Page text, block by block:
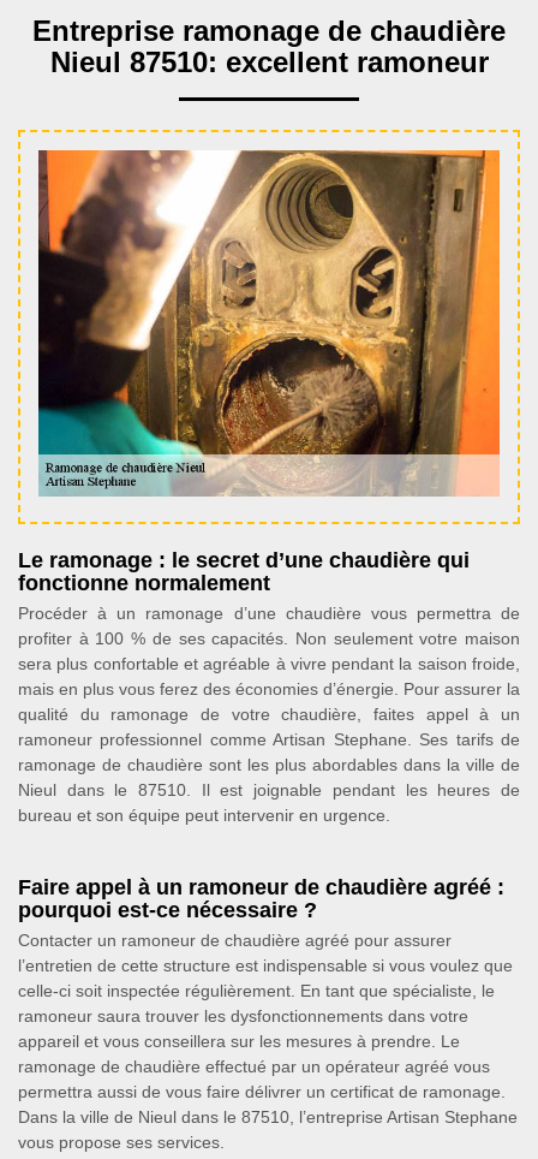
Entreprise ramonage de chaudière
Nieul 87510: excellent ramoneur
Le ramonage : le secret d’une chaudière qui
fonctionne normalement
Procéder à un ramonage d’une chaudière vous permettra de
profiter à 100 % de ses capacités. Non seulement votre maison
sera plus confortable et agréable à vivre pendant la saison froide,
mais en plus vous ferez des économies d’énergie. Pour assurer la
qualité du ramonage de votre chaudière, faites appel à un
ramoneur professionnel comme Artisan Stephane. Ses tarifs de
ramonage de chaudière sont les plus abordables dans la ville de
Nieul dans le 87510. Il est joignable pendant les heures de
bureau et son équipe peut intervenir en urgence.
Faire appel à un ramoneur de chaudière agréé :
pourquoi est-ce nécessaire ?
Contacter un ramoneur de chaudière agréé pour assurer
l’entretien de cette structure est indispensable si vous voulez que
celle-ci soit inspectée régulièrement. En tant que spécialiste, le
ramoneur saura trouver les dysfonctionnements dans votre
appareil et vous conseillera sur les mesures à prendre. Le
ramonage de chaudière effectué par un opérateur agréé vous
permettra aussi de vous faire délivrer un certificat de ramonage.
Dans la ville de Nieul dans le 87510, l’entreprise Artisan Stephane
vous propose ses services.